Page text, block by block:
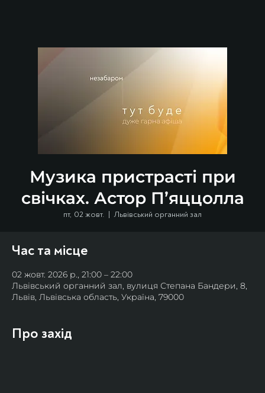
Музика пристрасті при
свічках. Астор П’яццолла
пт, 02 жовт.
  |
Львівський органний зал
Час та місце
02 жовт. 2026 р., 21:00 – 22:00
Львівський органний зал, вулиця Степана Бандери, 8,
Львів, Львівська область, Україна, 79000
Про захід